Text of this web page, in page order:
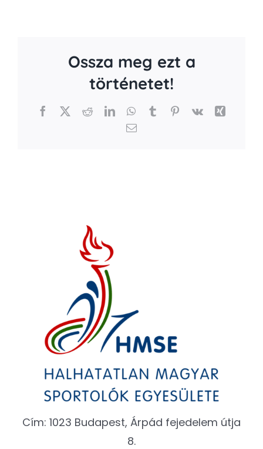
Ossza meg ezt a
történetet!
Facebook RedditLinkedInWhatsApp
TumblrPinterest
Vk
Xing
Email
Cím: 1023 Budapest, Árpád fejedelem útja
8.